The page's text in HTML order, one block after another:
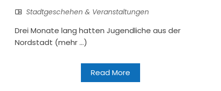
Stadtgeschehen & Veranstaltungen
Drei Monate lang hatten Jugendliche aus der
Nordstadt (mehr …)
Read More